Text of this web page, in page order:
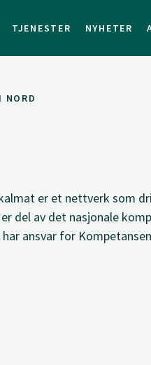
TJENESTER NYHETER
NORD
er et nettverk som
del av det nasjonale
ansvar for